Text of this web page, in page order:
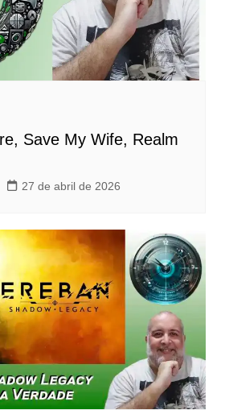
Save My Wife, Realm
27 de abril de 2026